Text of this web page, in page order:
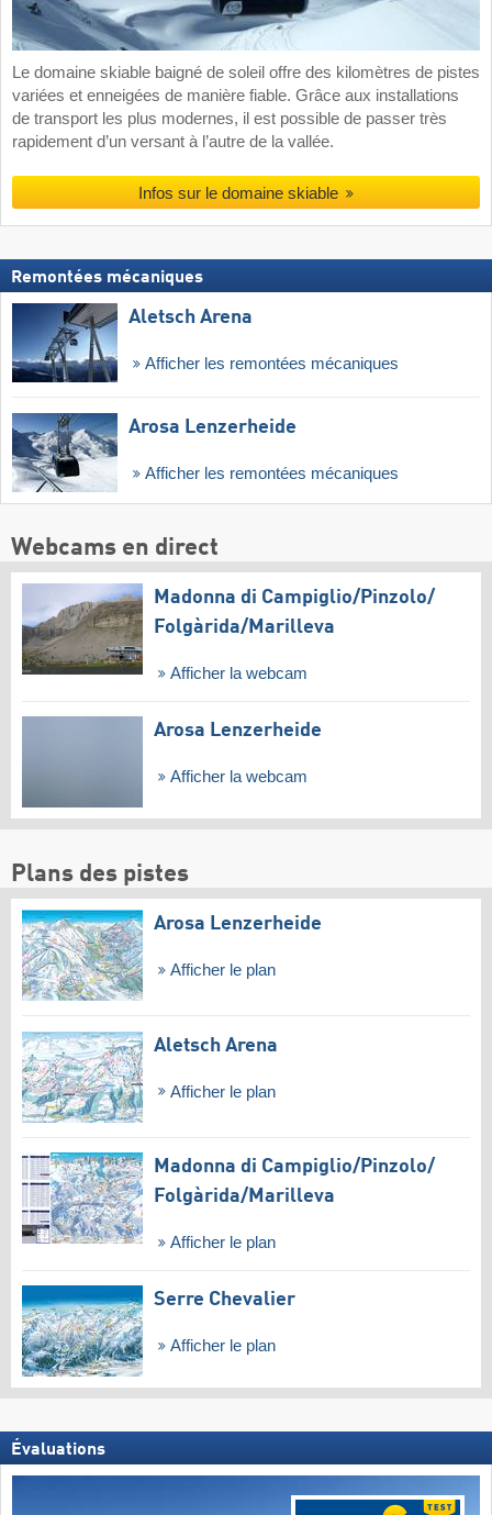
Le domaine skiable baigné de soleil offre des kilomètres de pistes
variées et enneigées de manière fiable. Grâce aux installations
de transport les plus modernes, il est possible de passer très
rapidement d’un versant à l’autre de la vallée.
Infos sur le domaine skiable
Remontées mécaniques
Aletsch Arena
Afficher les remontées mécaniques
Arosa Lenzerheide
Afficher les remontées mécaniques
Webcams en direct
Madonna di Campiglio/​Pinzolo/​
Folgàrida/​Marilleva
Afficher la webcam
Arosa Lenzerheide
Afficher la webcam
Plans des pistes
Arosa Lenzerheide
Afficher le plan
Aletsch Arena
Afficher le plan
Madonna di Campiglio/​Pinzolo/​
Folgàrida/​Marilleva
Afficher le plan
Serre Chevalier
Afficher le plan
Évaluations